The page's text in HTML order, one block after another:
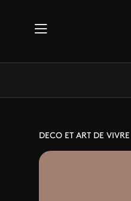
DECO ET ART DE VIVRE